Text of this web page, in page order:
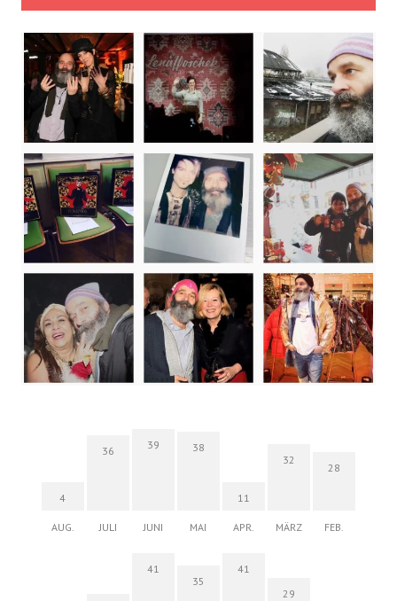
4
AUG.
36
JULI
39
JUNI
38
MAI
11
APR.
32
MÄRZ
28
FEB.
41
35
41
29